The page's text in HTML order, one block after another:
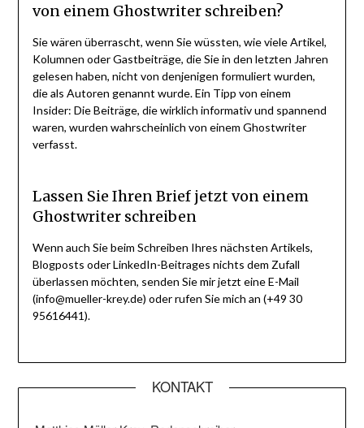
von einem Ghostwriter schreiben?
Sie wären überrascht, wenn Sie wüssten, wie viele Artikel,
Kolumnen oder Gastbeiträge, die Sie in den letzten Jahren
gelesen haben, nicht von denjenigen formuliert wurden,
die als Autoren genannt wurde. Ein Tipp von einem
Insider: Die Beiträge, die wirklich informativ und spannend
waren, wurden wahrscheinlich von einem Ghostwriter
verfasst.
Lassen Sie Ihren Brief jetzt von einem
Ghostwriter schreiben
Wenn auch Sie beim Schreiben Ihres nächsten Artikels,
Blogposts oder LinkedIn-Beitrages nichts dem Zufall
überlassen möchten, senden Sie mir jetzt eine E-Mail
(info@mueller-krey.de) oder rufen Sie mich an (+49 30
95616441).
KONTAKT